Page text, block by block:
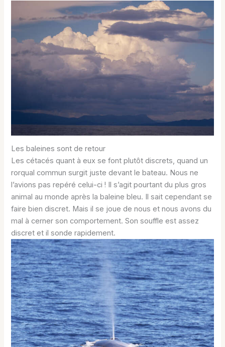
Les baleines sont de retour
Les cétacés quant à eux se font plutôt discrets, quand un
rorqual commun surgit juste devant le bateau. Nous ne
l’avions pas repéré celui-ci ! Il s’agit pourtant du plus gros
animal au monde après la baleine bleu. Il sait cependant se
faire bien discret. Mais il se joue de nous et nous avons du
mal à cerner son comportement. Son souffle est assez
discret et il sonde rapidement.